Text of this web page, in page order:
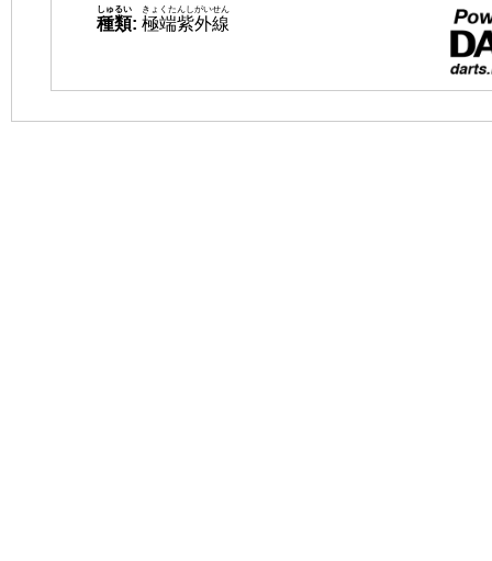
種類
しゅるい
: 極端紫外線
きょくたんしがいせん